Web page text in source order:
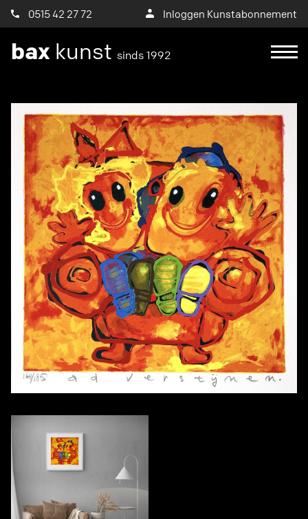
0515 42 27 72 Inloggen Kunstabonnement
bax kunst sinds 1992